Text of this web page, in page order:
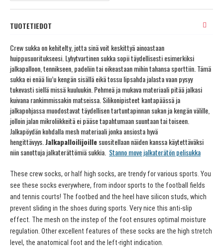
TUOTETIEDOT
Crew sukka on kehitelty, jotta sinä voit keskittyä ainoastaan
huippusuoritukseesi. Lyhytvartinen sukka sopii täydellisesti esimerkiksi
jalkapalloon, tennikseen, padeliin tai oikeastaan mihin tahansa sporttiin. Tämä
sukka ei enää liu’u kengän sisällä eikä tossu lipsahda jalasta vaan pysyy
tukevasti siellä missä kuuluukin. Pehmeä ja mukava materiaali pitää jalkasi
kuivana rankimmissakin matseissa. Silikonipisteet kantapäässä ja
jalkapohjassa muodostavat täydellisen tartuntapinnan sukan ja kengän välille,
jolloin jalan mikroliikkeitä ei pääse tapahtumaan suuntaan tai toiseen.
Jalkapöydän kohdalla mesh materiaali jonka ansiosta hyvä
hengittävyys. Jalkapalloilijoillesuositellaan näiden kanssa käytettäväksi
niin sanottuja jalkaterättömiä sukkia. Stanno move jalkaterätön pelisukka
These crew socks, or half high socks, are trendy for various sports. You
see these socks everywhere, from indoor sports to the football fields
and tennis courts! The footbed and the heel have silicon studs, which
prevent sliding in the shoes during sports. Very nice this anti-slip
effect. The mesh on the instep of the foot ensures optimal moisture
regulation. Other excellent features of these socks are the high stretch
level, the anatomical foot and the left-right indication.